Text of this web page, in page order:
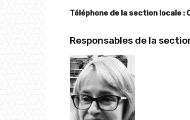
Téléphone de la section locale :
Responsables de la